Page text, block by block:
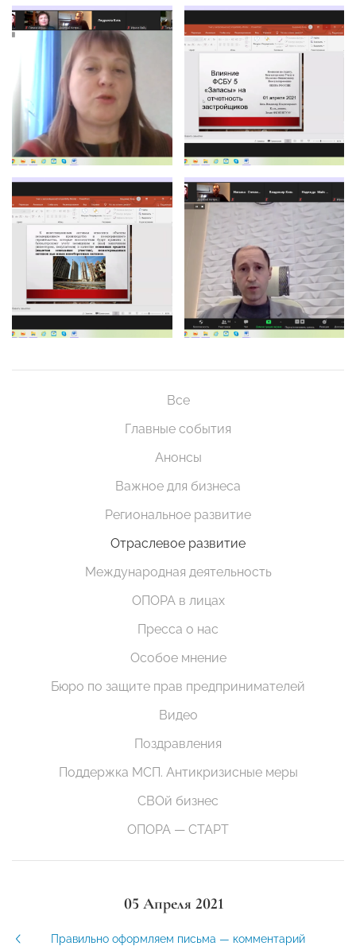
Все
Главные события
Анонсы
Важное для бизнеса
Региональное развитие
Отраслевое развитие
Международная деятельность
ОПОРА в лицах
Пресса о нас
Особое мнение
Бюро по защите прав предпринимателей
Видео
Поздравления
Поддержка МСП. Антикризисные меры
СВОй бизнес
ОПОРА — СТАРТ
05 Апреля 2021
Правильно оформляем письма — комментарий